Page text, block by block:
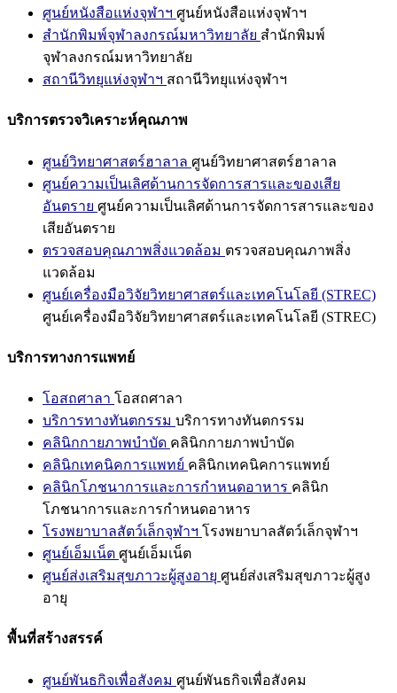
ศูนย์หนังสือแห่งจุฬาฯ ศูนย์หนังสือแห่งจุฬาฯ
สำนักพิมพ์จุฬาลงกรณ์มหาวิทยาลัย สำนักพิมพ์
จุฬาลงกรณ์มหาวิทยาลัย
สถานีวิทยุแห่งจุฬาฯ สถานีวิทยุแห่งจุฬาฯ
บริการตรวจวิเคราะห์คุณภาพ
ศูนย์วิทยาศาสตร์ฮาลาล ศูนย์วิทยาศาสตร์ฮาลาล
ศูนย์ความเป็นเลิศด้านการจัดการสารและของเสีย
อันตราย ศูนย์ความเป็นเลิศด้านการจัดการสารและของ
เสียอันตราย
ตรวจสอบคุณภาพสิ่งแวดล้อม ตรวจสอบคุณภาพสิ่ง
แวดล้อม
ศูนย์เครื่องมือวิจัยวิทยาศาสตร์และเทคโนโลยี (STREC)
ศูนย์เครื่องมือวิจัยวิทยาศาสตร์และเทคโนโลยี (STREC)
บริการทางการแพทย์
โอสถศาลา โอสถศาลา
บริการทางทันตกรรม บริการทางทันตกรรม
คลินิกกายภาพบำบัด คลินิกกายภาพบำบัด
คลินิกเทคนิคการแพทย์ คลินิกเทคนิคการแพทย์
คลินิกโภชนาการและการกำหนดอาหาร คลินิก
โภชนาการและการกำหนดอาหาร
โรงพยาบาลสัตว์เล็กจุฬาฯ โรงพยาบาลสัตว์เล็กจุฬาฯ
ศูนย์เอ็มเน็ต ศูนย์เอ็มเน็ต
ศูนย์ส่งเสริมสุขภาวะผู้สูงอายุ ศูนย์ส่งเสริมสุขภาวะผู้สูง
อายุ
พื้นที่สร้างสรรค์
ศูนย์พันธกิจเพื่อสังคม ศูนย์พันธกิจเพื่อสังคม